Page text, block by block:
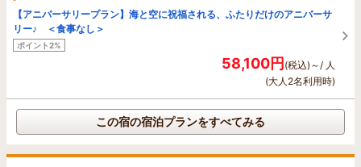
【アニバーサリープラン】海と空に祝福される、ふたりだけのアニバーサ
リー♪ ＜食事なし＞
ポイント2%
58,100円(税込)～/ 人
(大人2名利用時)
この宿の宿泊プランをすべてみる